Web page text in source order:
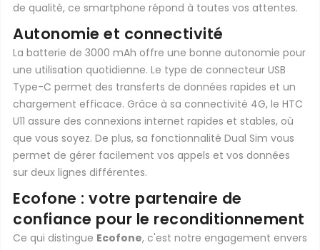
de qualité, ce smartphone répond à toutes vos attentes.
Autonomie et connectivité
La batterie de 3000 mAh offre une bonne autonomie pour
une utilisation quotidienne. Le type de connecteur USB
Type-C permet des transferts de données rapides et un
chargement efficace. Grâce à sa connectivité 4G, le HTC
U11 assure des connexions internet rapides et stables, où
que vous soyez. De plus, sa fonctionnalité Dual Sim vous
permet de gérer facilement vos appels et vos données
sur deux lignes différentes.
Ecofone : votre partenaire de
confiance pour le reconditionnement
Ce qui distingue Ecofone, c'est notre engagement envers